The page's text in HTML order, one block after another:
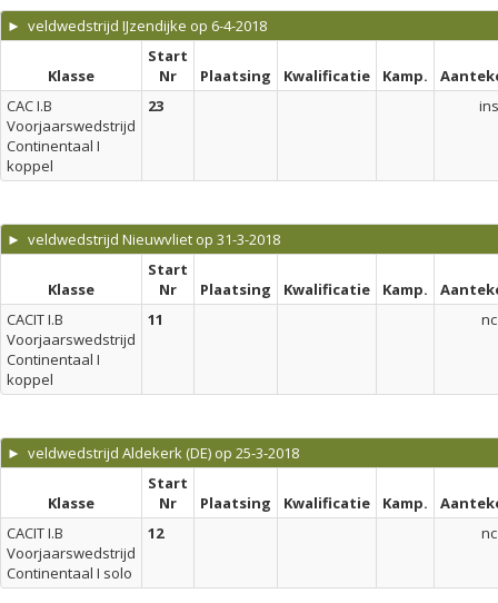
► veldwedstrijd IJzendijke op 6-4-2018
Klasse
Start
Nr
Plaatsing Kwalificatie Kamp.
CAC I.B
Voorjaarswedstrijd
Continentaal I
koppel
23 ins
► veldwedstrijd Nieuwvliet op 31-3-2018
Klasse
Start
Nr
Plaatsing Kwalificatie Kamp.
CACIT I.B
Voorjaarswedstrijd
Continentaal I
koppel
11 nc
► veldwedstrijd Aldekerk (DE) op 25-3-2018
Klasse
Start
Nr
Plaatsing Kwalificatie Kamp.
CACIT I.B
Voorjaarswedstrijd
Continentaal I solo
12 nc